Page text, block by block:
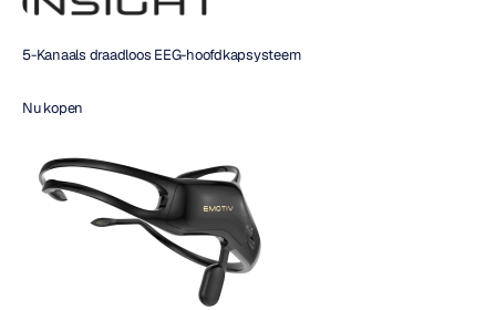
5-Kanaals draadloos EEG-hoofdkapsysteem
Nu kopen